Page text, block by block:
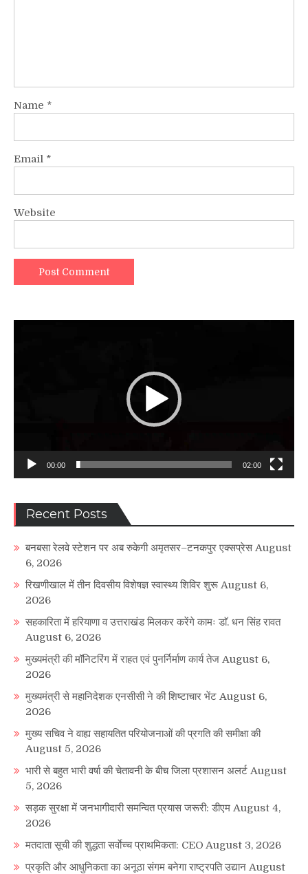
Name *
Email *
Website
00:00 02:00
Recent Posts
बनबसा रेलवे स्टेशन पर अब रुकेगी अमृतसर–टनकपुर एक्सप्रेस August
6, 2026
रिखणीखाल में तीन दिवसीय विशेषज्ञ स्वास्थ्य शिविर शुरू August 6,
2026
सहकारिता में हरियाणा व उत्तराखंड मिलकर करेंगे कामः डाॅ. धन सिंह रावत
August 6, 2026
मुख्यमंत्री की मॉनिटरिंग में राहत एवं पुनर्निर्माण कार्य तेज August 6,
2026
मुख्यमंत्री से महानिदेशक एनसीसी ने की शिष्टाचार भेंट August 6,
2026
मुख्य सचिव ने वाह्य सहायतित परियोजनाओं की प्रगति की समीक्षा की
August 5, 2026
भारी से बहुत भारी वर्षा की चेतावनी के बीच जिला प्रशासन अलर्ट August
5, 2026
सड़क सुरक्षा में जनभागीदारी समन्वित प्रयास जरूरी: डीएम August 4,
2026
मतदाता सूची की शुद्धता सर्वाेच्च प्राथमिकता: CEO August 3, 2026
प्रकृति और आधुनिकता का अनूठा संगम बनेगा राष्ट्रपति उद्यान August